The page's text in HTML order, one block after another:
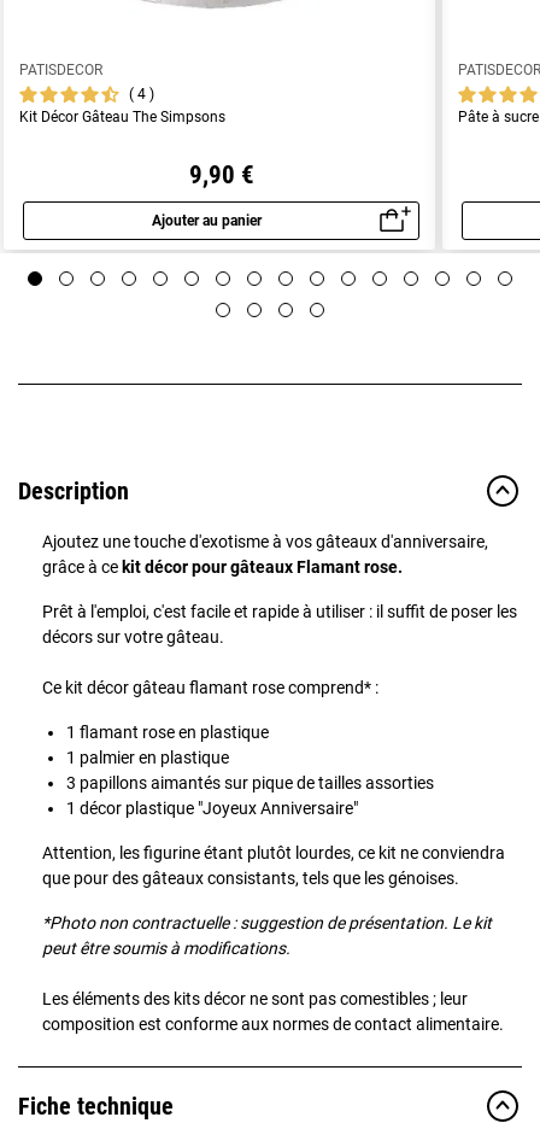
PATISDECOR
4
Kit Décor Gâteau The Simpsons
9,90 €
Ajouter au panier
Aperçu rapide
Pâte à
Description
Ajoutez une touche d'exotisme à vos gâteaux d'anniversaire,
grâce à ce kit décor pour gâteaux Flamant rose.
Prêt à l'emploi, c'est facile et rapide à utiliser : il suffit de poser les
décors sur votre gâteau.
Ce kit décor gâteau flamant rose comprend* :
1 flamant rose en plastique
1 palmier en plastique
3 papillons aimantés sur pique de tailles assorties
1 décor plastique "Joyeux Anniversaire"
Attention, les figurine étant plutôt lourdes, ce kit ne conviendra
que pour des gâteaux consistants, tels que les génoises.
*Photo non contractuelle : suggestion de présentation. Le kit
peut être soumis à modifications.
Les éléments des kits décor ne sont pas comestibles ; leur
composition est conforme aux normes de contact alimentaire.
Fiche technique